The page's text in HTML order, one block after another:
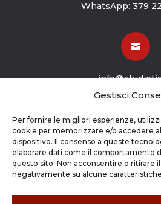
Gestisci
Per fornire le migliori esperienze,
cookie per memorizzare e/o accedere
dispositivo. Il consenso a queste
elaborare dati come il comportamento
questo sito. Non acconsentire o ritirare
negativamente su alcune
WhatsApp: 379


Viale Europa
Grassobbio BG